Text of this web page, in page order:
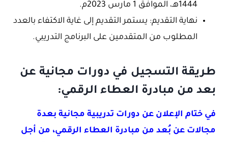
1444هـ، الموافق 1 مارس 2023م.
نهاية التقديم: يستمر التقديم إلى غاية الاكتفاء بالعدد
المطلوب من المتقدمين على البرنامج التدريبي.
طريقة التسجيل في دورات مجانية عن
بعد من مبادرة العطاء الرقمي:
في ختام الإعلان عن دورات تدريبية مجانية بعدة
مجالات عن بُعد من مبادرة العطاء الرقمي، من أجل